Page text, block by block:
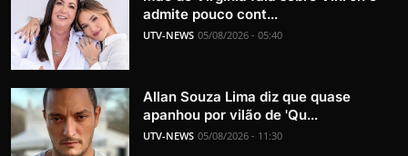
admite pouco cont...
UTV-NEWS 05/08/2026 - 05:40
Allan Souza Lima diz que quase
apanhou por vilão de 'Qu...
UTV-NEWS 05/08/2026 - 11:30